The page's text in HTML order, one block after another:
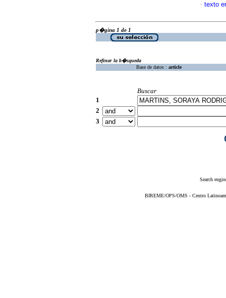
· texto
p�gina 1 de 1
Refinar la b�squeda
Base de datos : article
Buscar
1
2
3
Search
BIREME/OPS/OMS - Centro